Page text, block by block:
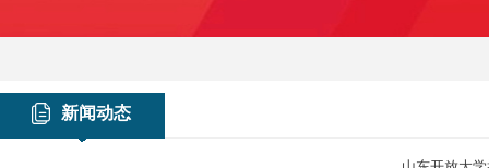
新闻动态